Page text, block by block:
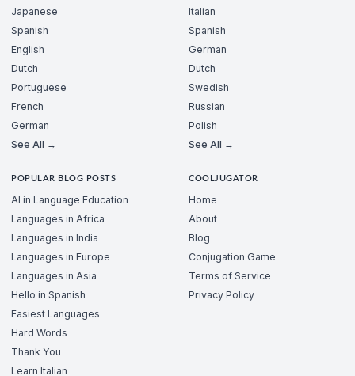
Japanese
Spanish
English
Dutch
Portuguese
French
German
See All →
Italian
Spanish
German
Dutch
Swedish
Russian
Polish
See All →
POPULAR BLOG POSTS
AI in Language Education
Languages in Africa
Languages in India
Languages in Europe
Languages in Asia
Hello in Spanish
Easiest Languages
Hard Words
Thank You
Learn Italian
COOLJUGATOR
Home
About
Blog
Conjugation Game
Terms of Service
Privacy Policy